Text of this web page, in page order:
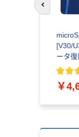
[V30/
ータ復
適
￥
前のスライ